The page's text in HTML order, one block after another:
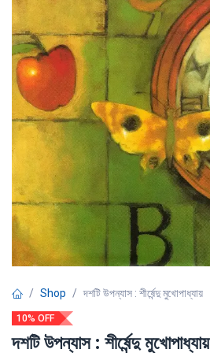
Shop দশটি উপন্যাস : শীর্ষেন্দু মুখোপাধ্যায়
10% OFF
দশটি উপন্যাস : শীর্ষেন্দু মুখোপাধ্যায়